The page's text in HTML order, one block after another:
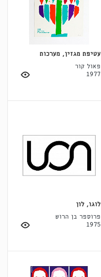
עטיפת מגזין, מערכות
פאול קור
1977
לוגו, לון
פרוספר בן הרוש
1975